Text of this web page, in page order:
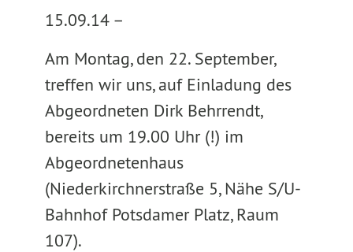
15.09.14 –
Am Montag, den 22. September,
treffen wir uns, auf Einladung des
Abgeordneten Dirk Behrrendt,
bereits um 19.00 Uhr (!) im
Abgeordnetenhaus
(Niederkirchnerstraße 5, Nähe S/U-
Bahnhof Potsdamer Platz, Raum
107).